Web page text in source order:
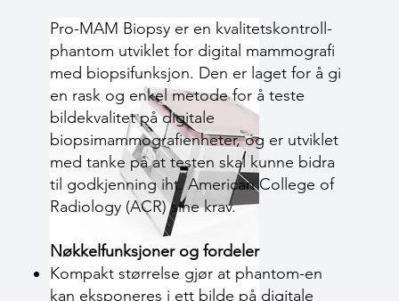
Pro-MAM Biopsy er en kvalitets­kontroll-
phantom utviklet for digital mammografi
med biopsi­funksjon. Den er laget for å gi
en rask og enkel metode for å teste
bildekvalitet på digitale
biopsimammografienheter, og er utviklet
med tanke på at testen skal kunne bidra
til godkjenning iht. American College of
Radiology (ACR) sine krav.
Nøkkelfunksjoner og fordeler
Kompakt størrelse gjør at phantom-en
kan eksponeres i ett bilde på digitale